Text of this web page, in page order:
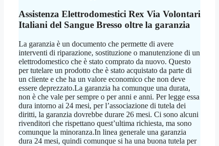
Assistenza Elettrodomestici Rex Via Volontari
Italiani del Sangue Bresso oltre la garanzia
La garanzia è un documento che permette di avere
interventi di riparazione, sostituzione o manutenzione di un
elettrodomestico che è stato comprato da nuovo. Questo
per tutelare un prodotto che è stato acquistato da parte di
un cliente e che ha un valore economico che non deve
essere deprezzato.La garanzia ha comunque una durata,
non è che vale per sempre o per anni e anni. Per legge essa
dura intorno ai 24 mesi, per l’associazione di tutela dei
diritti, la garanzia dovrebbe durare 26 mesi. Ci sono alcuni
rivenditori che rispettano quest’ultima richiesta, ma sono
comunque la minoranza.In linea generale una garanzia
dura 24 mesi, quindi comunque si ha una buona tutela per